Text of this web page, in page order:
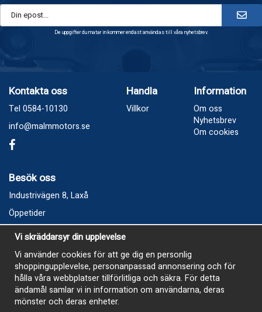
De uppgifter du matar in kommer endast användas till våra nyhetsbrev.
Kontakta oss
Tel 0584-10130
info@malmmotors.se
Handla
Villkor
Information
Om oss
Nyhetsbrev
Om cookies
Besök oss
Industrivägen 8, Laxå
Öppetider
Vecka 32
Måndag kl 9-12, kl 13 - 15
Onsdag kl 9-12, kl 13 - 15
Tisdag, Tordag och Fredag stängt
E-Handelsbutiken är öppen och paket skickas hela
sommaren
Vi skräddarsyr din upplevelse
Vi använder cookies för att ge dig en personlig
shoppingupplevelse, personanpassad annonsering och för
hålla våra webbplatser tillförlitliga och säkra. För detta
ändamål samlar vi in information om användarna, deras
mönster och deras enheter.